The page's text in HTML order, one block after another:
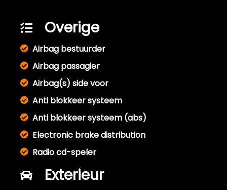
Overige
Airbag bestuurder
Airbag passagier
Airbag(s) side voor
Anti blokkeer systeem
Anti blokkeer systeem (abs)
Electronic brake distribution
Radio cd-speler
Exterieur